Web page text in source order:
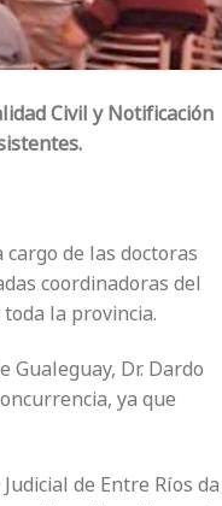
Civil y Notificación
de las doctoras
coordinadoras del
la provincia.
Dr. Dardo
ya que
de Entre Ríos